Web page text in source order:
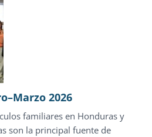
2026
familiares en Honduras y
son la principal fuente de